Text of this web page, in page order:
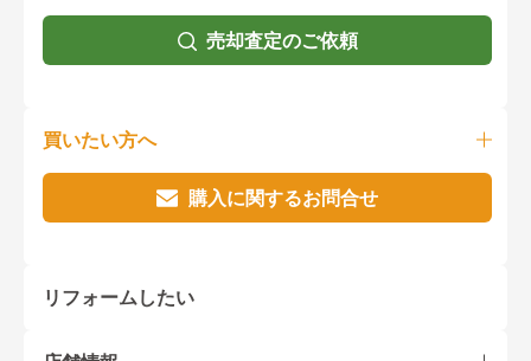
売却査定のご依頼
買いたい方へ
購入に関するお問合せ
リフォームしたい